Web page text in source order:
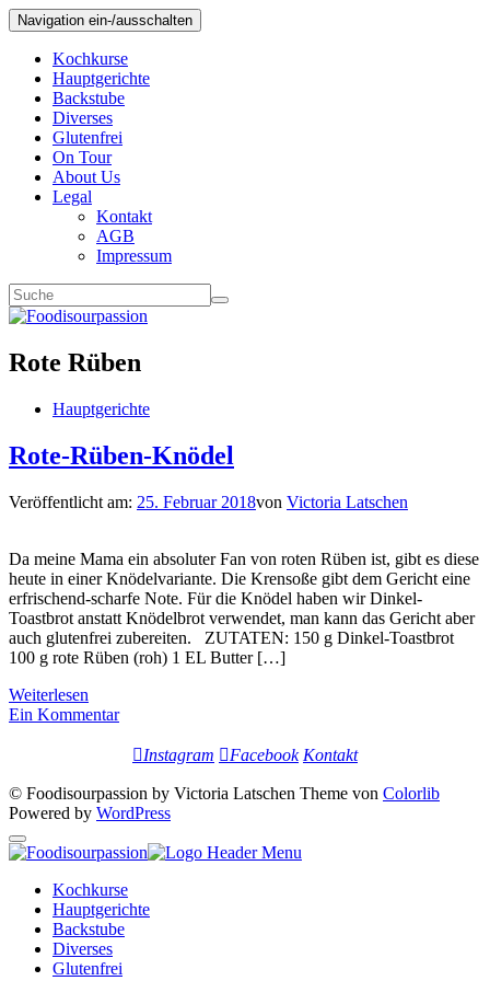
Navigation ein-/ausschalten
Kochkurse
Hauptgerichte
Backstube
Diverses
Glutenfrei
On Tour
About Us
Legal
Kontakt
AGB
Impressum
Rote Rüben
Hauptgerichte
Rote-Rüben-Knödel
Veröffentlicht am: 25. Februar 2018von Victoria Latschen
Da meine Mama ein absoluter Fan von roten Rüben ist, gibt es diese
heute in einer Knödelvariante. Die Krensoße gibt dem Gericht eine
erfrischend-scharfe Note. Für die Knödel haben wir Dinkel-
Toastbrot anstatt Knödelbrot verwendet, man kann das Gericht aber
auch glutenfrei zubereiten. ZUTATEN: 150 g Dinkel-Toastbrot
100 g rote Rüben (roh) 1 EL Butter […]
Weiterlesen
Ein Kommentar
Instagram Facebook Kontakt
© Foodisourpassion by Victoria Latschen Theme von Colorlib
Powered by WordPress
Kochkurse
Hauptgerichte
Backstube
Diverses
Glutenfrei